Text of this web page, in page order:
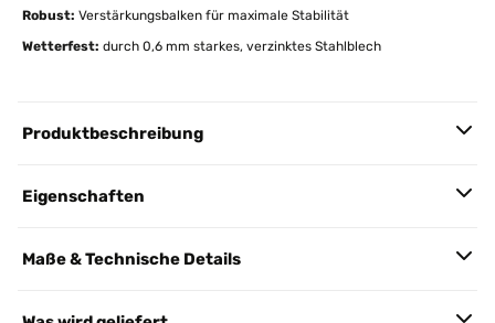
Robust: Verstärkungsbalken für maximale Stabilität
Wetterfest: durch 0,6 mm starkes, verzinktes Stahlblech
Produktbeschreibung
Eigenschaften
Maße & Technische Details